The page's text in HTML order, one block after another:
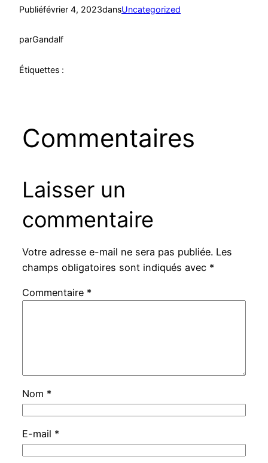
Publiéfévrier 4, 2023dansUncategorized
parGandalf
Étiquettes :
Commentaires
Laisser un
commentaire
Votre adresse e-mail ne sera pas publiée. Les
champs obligatoires sont indiqués avec *
Commentaire *
Nom *
E-mail *